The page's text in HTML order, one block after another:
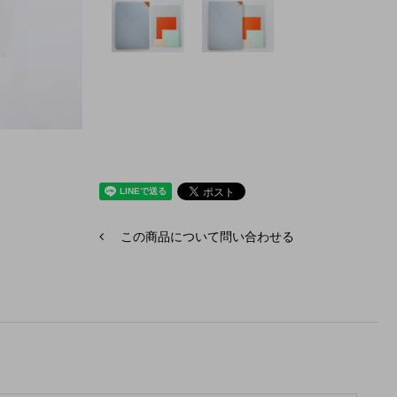
この商品について問い合わせる